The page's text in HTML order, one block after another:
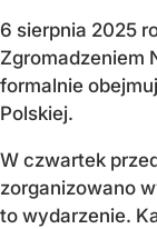
6 sierpnia 2025
Zgromadzeniem
formalnie
Polskiej.
W czwartek
zorganizowano
to wydarzenie.